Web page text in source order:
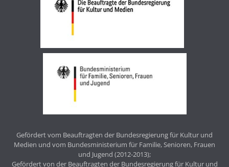
Gefördert vom Beauftragten der Bundesregierung für Kultur und
Medien und vom Bundesministerium für Familie, Senioren, Frauen
und Jugend (2012-2013);
Gefördert von der Beauftragten der Bundesregierung für Kultur und